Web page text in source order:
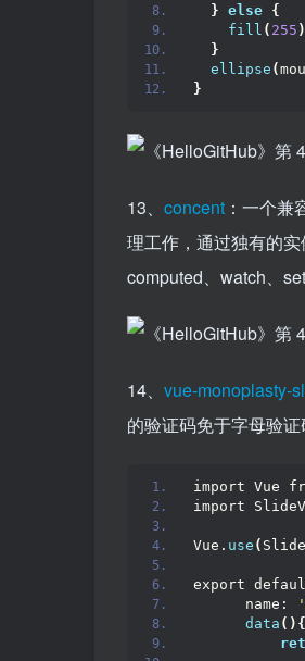
} else {
fill ( 255 )
}
ellipse (
}
13、 concent ：一个
理工作，通过独有的
computed、watch、
14、 vue-monoplasty-
的验证码免于字母验证
import Vue
import
Vue. use (
export
      name:
data (){